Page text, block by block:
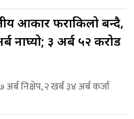
आकार फराकिलो बन्दै,
नाघ्यो; ३ अर्ब ५२ करोड
अर्ब निक्षेप, २ खर्ब ३४ अर्ब कर्जा